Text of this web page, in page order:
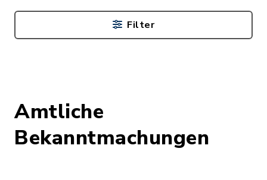
Amtliche
Bekanntmachungen
Filter